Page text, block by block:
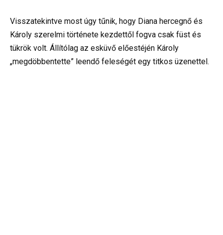
Visszatekintve most úgy tűnik, hogy Diana hercegnő és
Károly szerelmi története kezdettől fogva csak füst és
tükrök volt. Állítólag az esküvő előestéjén Károly
„megdöbbentette” leendő feleségét egy titkos üzenettel.